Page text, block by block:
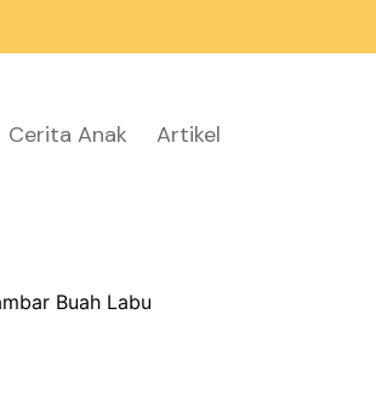
Cerita Anak Artikel
Buah Labu